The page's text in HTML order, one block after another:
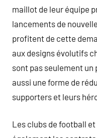
maillot de leur équipe
lancements de
profitent de cette
aux designs évolutifs
sont pas seulement
aussi une forme de
supporters et leurs
Les clubs de football